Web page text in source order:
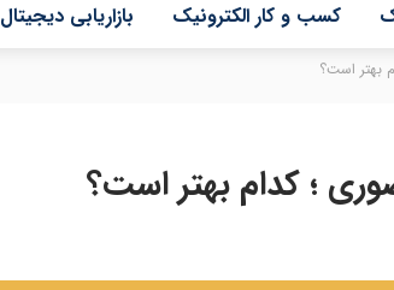
کسب و کار الکترونیک بازاریابی دیجیتال
بهتر است؟
؛ کدام بهتر است؟